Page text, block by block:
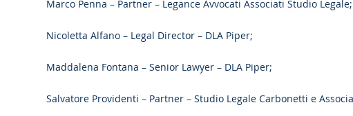
Marco Penna – Partner – Legance Avvocati Associati Studio Legale;
Nicoletta Alfano – Legal Director – DLA Piper;
Maddalena Fontana – Senior Lawyer – DLA Piper;
Salvatore Providenti – Partner – Studio Legale Carbonetti e